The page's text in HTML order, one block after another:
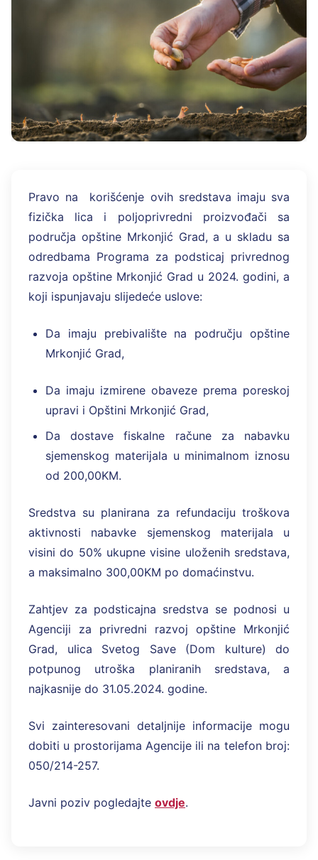
Pravo na korišćenje ovih sredstava imaju sva
fizička lica i poljoprivredni proizvođači sa
područja opštine Mrkonjić Grad, a u skladu sa
odredbama Programa za podsticaj privrednog
razvoja opštine Mrkonjić Grad u 2024. godini, a
koji ispunjavaju slijedeće uslove:
Da imaju prebivalište na području opštine
Mrkonjić Grad,
Da imaju izmirene obaveze prema poreskoj
upravi i Opštini Mrkonjić Grad,
Da dostave fiskalne račune za nabavku
sjemenskog materijala u minimalnom iznosu
od 200,00KM.
Sredstva su planirana za refundaciju troškova
aktivnosti nabavke sjemenskog materijala u
visini do 50% ukupne visine uloženih sredstava,
a maksimalno 300,00KM po domaćinstvu.
Zahtjev za podsticajna sredstva se podnosi u
Agenciji za privredni razvoj opštine Mrkonjić
Grad, ulica Svetog Save (Dom kulture) do
potpunog utroška planiranih sredstava, a
najkasnije do 31.05.2024. godine.
Svi zainteresovani detaljnije informacije mogu
dobiti u prostorijama Agencije ili na telefon broj:
050/214-257.
Javni poziv pogledajte ovdje.